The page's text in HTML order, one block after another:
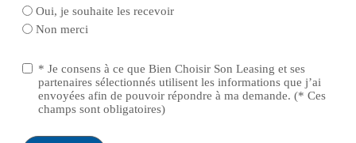
Oui, je souhaite les recevoir
Non merci
* Je consens à ce que Bien Choisir Son Leasing et ses
partenaires sélectionnés utilisent les informations que j’ai
envoyées afin de pouvoir répondre à ma demande. (* Ces
champs sont obligatoires)